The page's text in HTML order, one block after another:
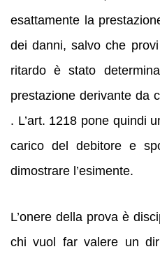
esattamente la
dei danni, salvo che
ritardo è stato
prestazione derivante da
. L’art. 1218 pone quindi
carico del debitore e
dimostrare l’esimente.
L’onere della prova è
chi vuol far valere un